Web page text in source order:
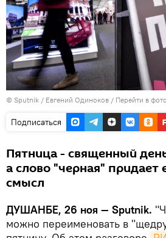
© Sputnik / Евгений Одиноков / Перейти в
Подписаться
Пятница - священный
а слово "черная" придает
смысл
ДУШАНБЕ, 26 ноя — Sputnik.
можно переименовать в